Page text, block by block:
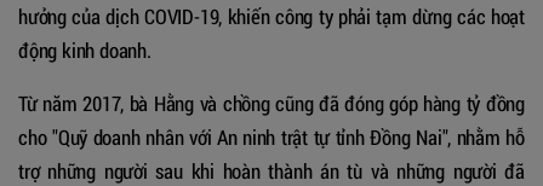
hưởng của dịch COVID-19, khiến công ty phải tạm dừng các hoạt
động kinh doanh.
Từ năm 2017, bà Hằng và chồng cũng đã đóng góp hàng tỷ đồng
cho "Quỹ doanh nhân với An ninh trật tự tỉnh Đồng Nai", nhằm hỗ
trợ những người sau khi hoàn thành án tù và những người đã